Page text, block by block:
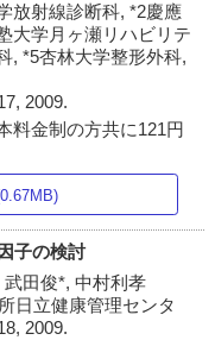
放射線診断科, *2慶應
大学月ヶ瀬リハビリテ
, *5杏林大学整形外科,
2009.
料金制の方共に121円
子の検討
田俊*, 中村利孝
日立健康管理センタ
2009.